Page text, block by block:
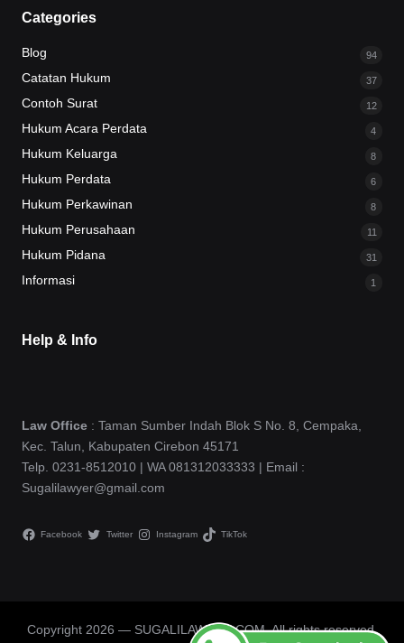
Categories
Blog 94
Catatan Hukum 37
Contoh Surat 12
Hukum Acara Perdata 4
Hukum Keluarga 8
Hukum Perdata 6
Hukum Perkawinan 8
Hukum Perusahaan 11
Hukum Pidana 31
Informasi 1
Help & Info
Law Office : Taman Sumber Indah Blok S No. 8, Cempaka,
Kec. Talun, Kabupaten Cirebon 45171
Telp. 0231-8512010 | WA 081312033333 | Email :
Sugalilawyer@gmail.com
Facebook Twitter Instagram TikTok
Copyright 2026 — SUGALILAWYER.COM. All rights reserved.